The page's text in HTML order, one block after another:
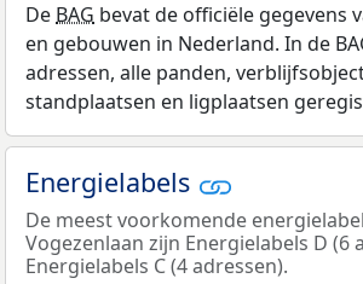
De BAG bevat de officiële gegevens
en gebouwen in Nederland. In de
adressen, alle panden,
standplaatsen en ligplaatsen
Energielabels
De meest voorkomende
Vogezenlaan zijn Energielabels D (6
Energielabels C (4 adressen).